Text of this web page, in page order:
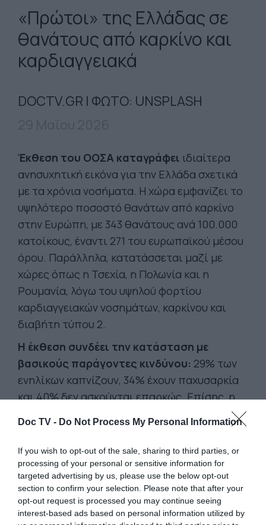
Doc TV - Do Not Process My Personal Information
If you wish to opt-out of the sale, sharing to third parties, or
processing of your personal or sensitive information for
targeted advertising by us, please use the below opt-out
section to confirm your selection. Please note that after your
opt-out request is processed you may continue seeing
interest-based ads based on personal information utilized by
«Πρώτοι» της Ελλάδας σε
θανάτους από καρκίνο και
καρδιαγγειακά
DOCTV.GR | ΦΩΤΟ: UNSPLASH
Έκθεση του ΟΟΣΑ καταγράφει ιδιαίτερα
ανησυχητική εικόνα για την Ελλάδα σχετικά
με τα χρόνια νοσήματα. Η χώρα εμφανίζει το
υψηλότερο ποσοστό θανάτων από καρκίνο
στην Ευρώπη, με 343 θανάτους ανά 100.000
κατοίκους, έναντι 271 του ευρωπαϊκού μέσου
όρου. Παράλληλα, κατατάσσεται μαζί με
χώρες όπως η Τσεχία, η Πολωνία και η
Ρουμανία, λόγω του υψηλού φορτίου
καρδιαγγειακών νοσημάτων, καρκίνου και
διαβήτη τύπου 2.
Η έκθεση συνδέει την κατάσταση με
βασικούς παράγοντες κινδύνου: 29% των
ενηλίκων καπνίζουν, 34% έχουν παχυσαρκία
και 40% δεν ασκούνται επαρκώς. Επίσης, η
πιθανότητα πρόωρου θανάτου από χρόνια
νοσήματα φτάνει το 14%, πάνω από τον
ευρωπαϊκό μέσο όρο του 11%.
Ο ΟΟΣΑ επισημαίνει επίσης ότι στην
Ελλάδα οι μειώσεις στη θνησιμότητα από
καρκίνο προχωρούν πιο αργά σε σχέση με
άλλες ευρωπαϊκές χώρεςενώ χρειάζεται